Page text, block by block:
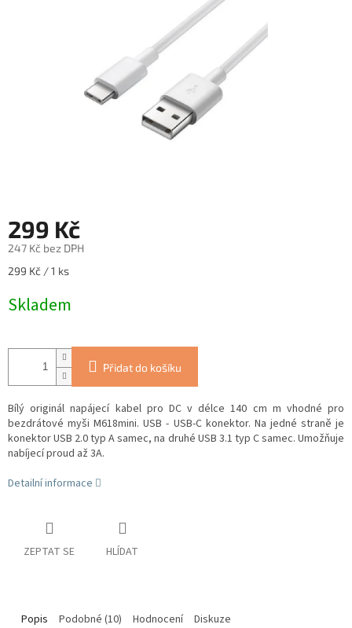
299 Kč
247 Kč bez DPH
Měrná
299 Kč / 1 ks
Skladem
Přidat do košíku
Bílý originál napájecí kabel pro DC v délce 140 cm m vhodné pro
bezdrátové myši M618mini. USB - USB-C konektor. Na jedné straně je
konektor USB 2.0 typ A samec, na druhé USB 3.1 typ C samec. Umožňuje
nabíjecí proud až 3A.
Detailní informace
ZEPTAT SE HLÍDAT
Popis Podobné (10) Hodnocení Diskuze